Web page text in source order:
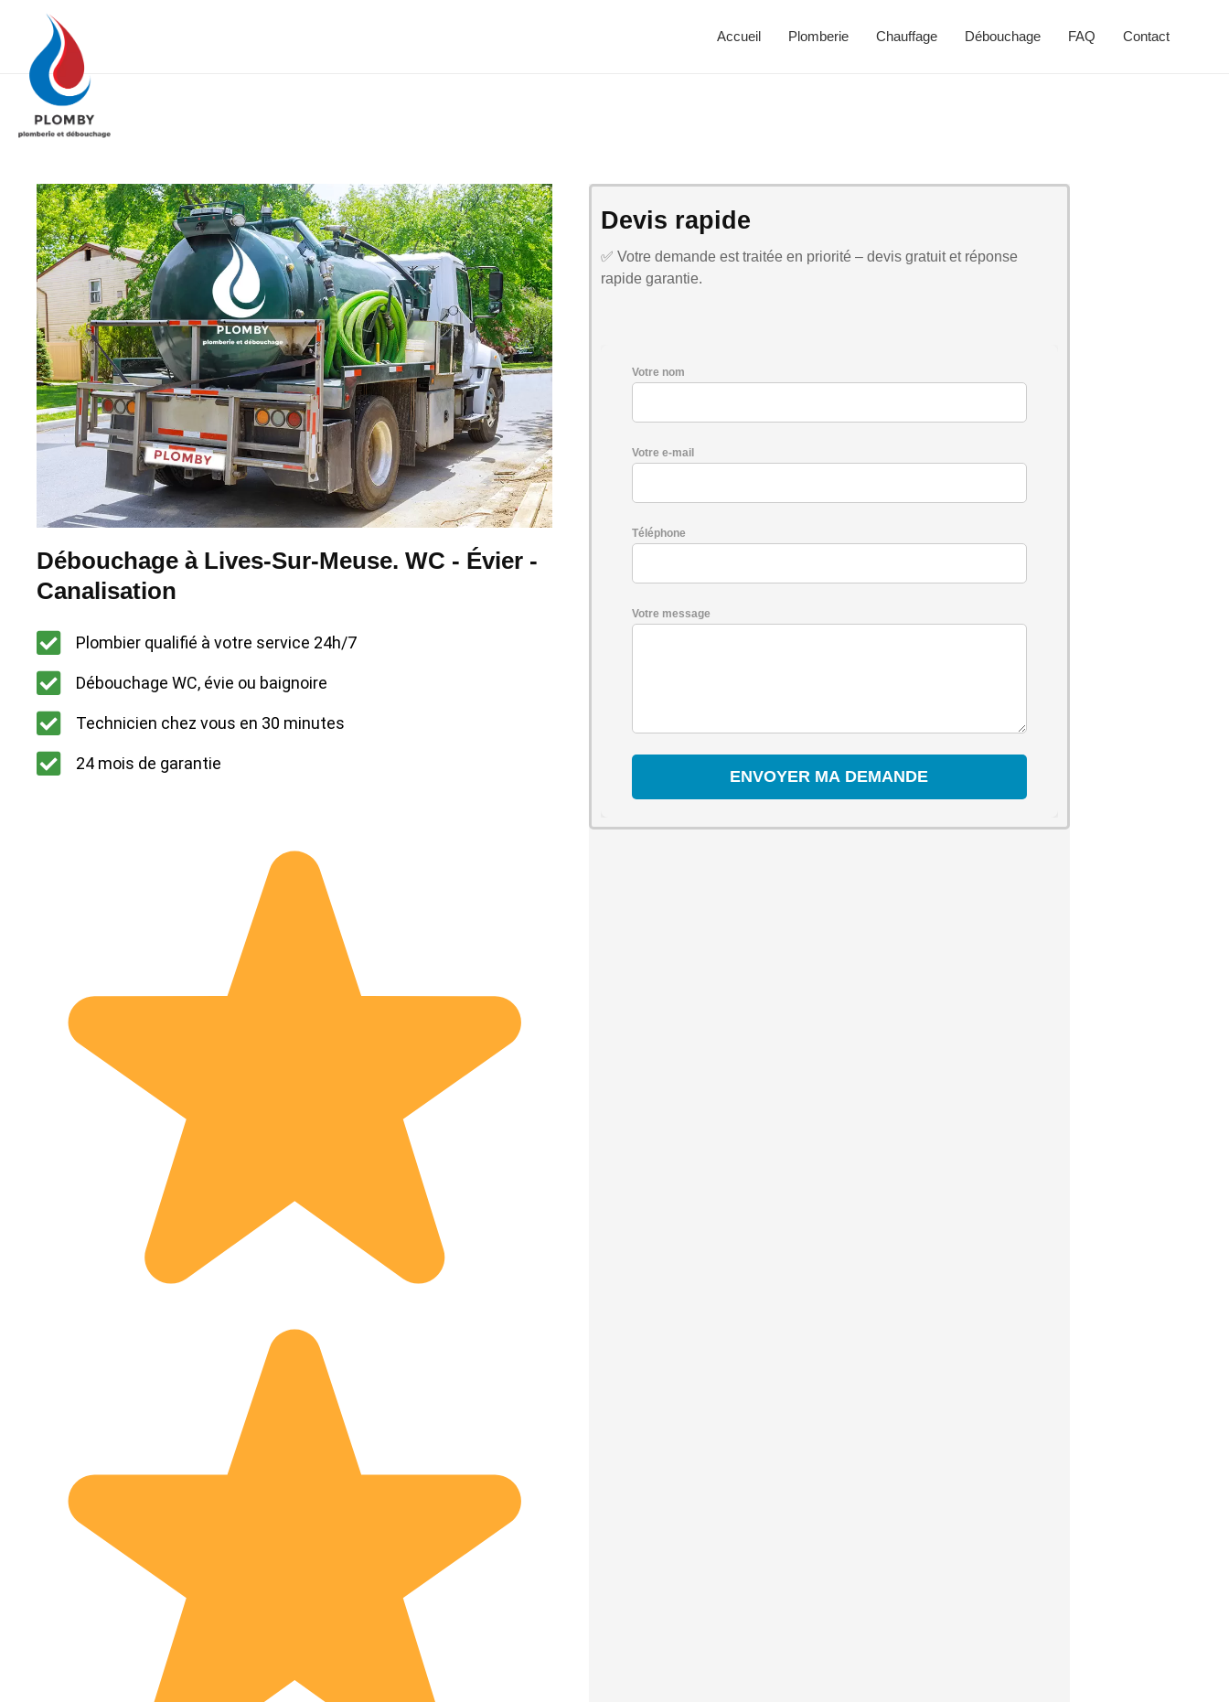
Accueil Plomberie Chauffage Débouchage FAQ Contact
Débouchage à Lives-Sur-Meuse. WC - Évier -
Canalisation
Plombier qualifié à votre service 24h/7
Débouchage WC, évie ou baignoire
Technicien chez vous en 30 minutes
24 mois de garantie
Devis rapide
✅ Votre demande est traitée en priorité – devis gratuit et réponse
rapide garantie.
Votre nom
Votre e-mail
Téléphone
Votre message